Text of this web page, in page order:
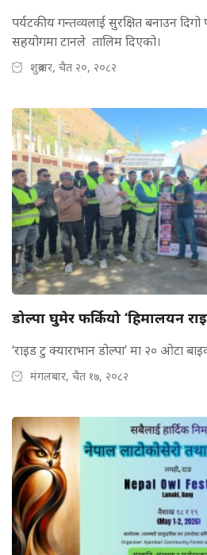
पर्यटकीय गन्तव्यलाई सुरक्षित बनाउन
सहयोगमा टानले तालिम दिएको।
शुक्रबार, चैत २०, २०८२
डोल्पा घुमेर फर्कियो ‘हिमालयन
‘राइड टु क्याराभान डोल्पा’ मा २० ओटा
मंगलबार, चैत १७, २०८२